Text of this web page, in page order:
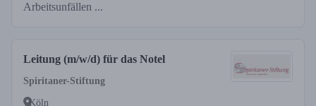
Arbeitsunfällen ...
Leitung (m/w/d) für das Notel
Spiritaner-Stiftung
Köln